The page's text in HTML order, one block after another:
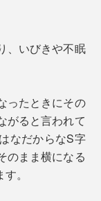
、いびきや不眠
ったときにその
がると言われて
なだからなS字
のまま横になる
。